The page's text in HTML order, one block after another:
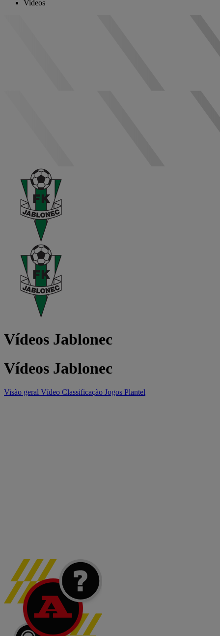
Videos
Vídeos Jablonec
Vídeos Jablonec
Visão geral Vídeo Classificação Jogos Plantel